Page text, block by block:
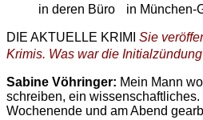
in deren Büro in München-
DIE AKTUELLE KRIMI Sie
Krimis. Was war die
Sabine Vöhringer: Mein Mann
schreiben, ein
Wochenende und am Abend